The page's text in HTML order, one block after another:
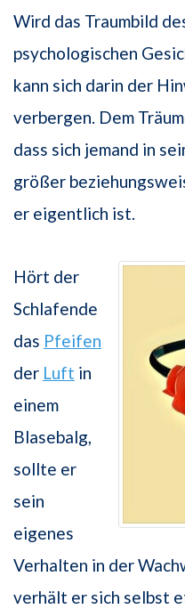
Wird das Traumbild
psychologischen
kann sich darin der
verbergen. Dem
dass sich jemand in
größer
er eigentlich ist.
Hört der
Schlafende
das Pfeifen
der Luft in
einem
Blasebalg,
sollte er
sein
eigenes
Verhalten in der
verhält er sich selbst